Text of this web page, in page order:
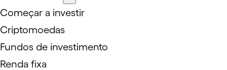
Começar a investir
Criptomoedas
Fundos de investimento
Renda fixa